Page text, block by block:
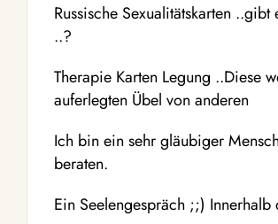
Russische Sexualitätskarten
..?
Therapie Karten Legung ..Diese
auferlegten Übel von anderen
Ich bin ein sehr gläubiger
beraten.
Ein Seelengespräch ;;)